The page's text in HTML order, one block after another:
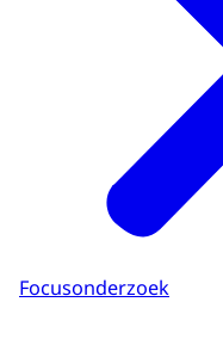
Focusonderzoek